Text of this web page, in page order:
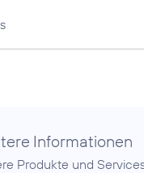
Informationen
Produkte und